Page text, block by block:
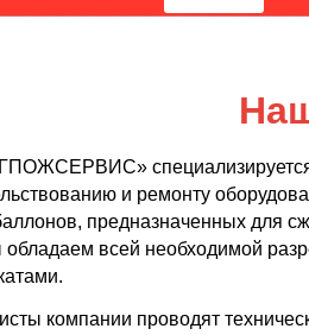
специализируется
нию и ремонту
предназначенных для
всей необходимой
компании проводят